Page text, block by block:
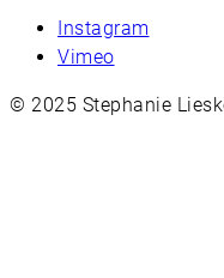
Instagram
Vimeo
© 2025 Stephanie